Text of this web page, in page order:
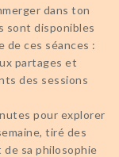
dans ton
sont disponibles
de ces séances :
partages et
des sessions
pour explorer
tiré des
sa philosophie